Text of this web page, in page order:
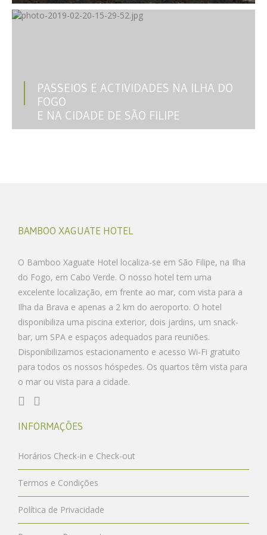
PASSEIOS E ACTIVIDADES NA ILHA DO
FOGO
E NA CIDADE DE SÃO FILIPE
BAMBOO XAGUATE HOTEL
O Bamboo Xaguate Hotel localiza-se em São Filipe, na Ilha
do Fogo, em Cabo Verde. O nosso hotel tem uma
excelente localização, em frente ao mar, com vista para a
Ilha da Brava e apenas a 2 km do aeroporto. O hotel
disponibiliza uma piscina exterior, dois jardins, um snack-
bar, um SPA e espaços adequados para reuniões.
Disponibilizamos estacionamento e acesso Wi-Fi gratuito
para todos os nossos hóspedes. Os quartos têm vista para
o mar ou vista para a cidade.
INFORMAÇÕES
Horários Check-in e Check-out
Termos e Condições
Política de Privacidade